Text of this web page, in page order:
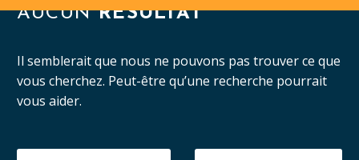
AUCUNRÉSULTAT
Il semblerait que nous ne pouvons pas trouver ce que
vous cherchez. Peut-être qu’une recherche pourrait
vous aider.